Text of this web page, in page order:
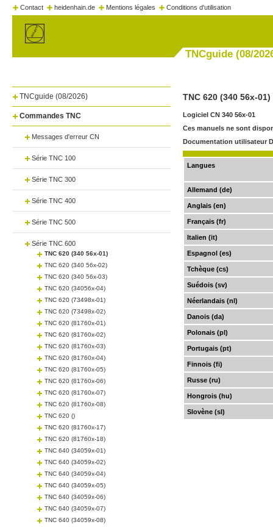
Contact heidenhain.de Mentions légales Conditions d'utilisation
TNCguide (08/
TNCguide (08/2026)
Commandes TNC
Messages d'erreur CN
Série TNC 100
Série TNC 300
Série TNC 400
Série TNC 500
Série TNC 600
TNC 620 (340 56x-01)
TNC 620 (340 56x-02)
TNC 620 (340 56x-03)
TNC 620 (34056x-04)
TNC 620 (73498x-01)
TNC 620 (73498x-02)
TNC 620 (81760x-01)
TNC 620 (81760x-02)
TNC 620 (81760x-03)
TNC 620 (81760x-04)
TNC 620 (81760x-05)
TNC 620 (81760x-06)
TNC 620 (81760x-07)
TNC 620 (81760x-08)
TNC 620 ()
TNC 620 (81760x-17)
TNC 620 (81760x-18)
TNC 640 (34059x-01)
TNC 640 (34059x-02)
TNC 640 (34059x-04)
TNC 640 (34059x-05)
TNC 640 (34059x-06)
TNC 640 (34059x-07)
TNC 640 (34059x-08)
TNC 620 (340 56x-01)
Logiciel CN 340 56x-01
Ces manuels ne sont
Documentation utilisateur
Langues
Allemand (de)
Anglais (en)
Français (fr)
Italien (it)
Espagnol (es)
Tchèque (cs)
Suédois (sv)
Néerlandais (nl)
Danois (da)
Polonais (pl)
Portugais (pt)
Finnois (fi)
Russe (ru)
Hongrois (hu)
Slovène (sl)